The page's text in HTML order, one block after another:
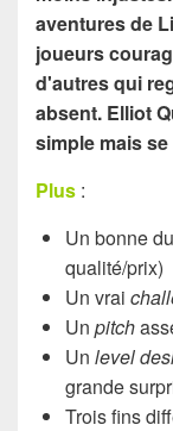
aventures de
joueurs
d'autres qui
absent. Elliot
simple mais
Plus :
Un bonne
qualité/prix)
Un vrai
Un pitch
Un level
grande
Trois fins